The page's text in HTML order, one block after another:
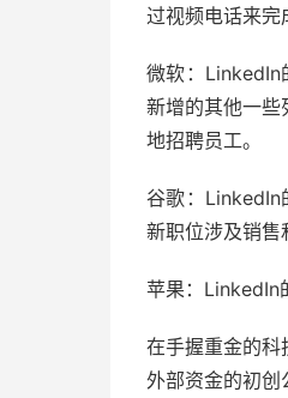
过视频电话来完
微软：LinkedIn
新增的其他一些
地招聘员工。
谷歌：LinkedIn
新职位涉及销售
苹果：LinkedIn
在手握重金的科
外部资金的初创